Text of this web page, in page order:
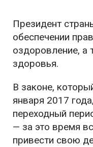
Президент
обеспечении
оздоровление, а
здоровья.
В законе,
января 2017
переходный
— за это время
привести свою